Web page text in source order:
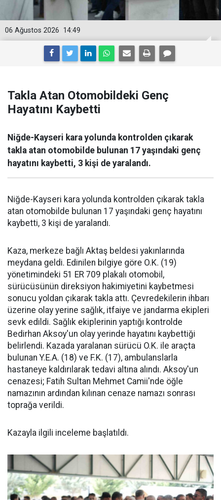
14:49
06 Ağustos 2026
Takla Atan Otomobildeki Genç
Hayatını Kaybetti
Niğde-Kayseri kara yolunda kontrolden çıkarak
takla atan otomobilde bulunan 17 yaşındaki genç
hayatını kaybetti, 3 kişi de yaralandı.
Niğde-Kayseri kara yolunda kontrolden çıkarak takla
atan otomobilde bulunan 17 yaşındaki genç hayatını
kaybetti, 3 kişi de yaralandı.
Kaza, merkeze bağlı Aktaş beldesi yakınlarında
meydana geldi. Edinilen bilgiye göre O.K. (19)
yönetimindeki 51 ER 709 plakalı otomobil,
sürücüsünün direksiyon hakimiyetini kaybetmesi
sonucu yoldan çıkarak takla attı. Çevredekilerin ihbarı
üzerine olay yerine sağlık, itfaiye ve jandarma ekipleri
sevk edildi. Sağlık ekiplerinin yaptığı kontrolde
Bedirhan Aksoy'un olay yerinde hayatını kaybettiği
belirlendi. Kazada yaralanan sürücü O.K. ile araçta
bulunan Y.E.A. (18) ve F.K. (17), ambulanslarla
hastaneye kaldırılarak tedavi altına alındı. Aksoy'un
cenazesi; Fatih Sultan Mehmet Camii'nde öğle
namazının ardından kılınan cenaze namazı sonrası
toprağa verildi.
Kazayla ilgili inceleme başlatıldı.